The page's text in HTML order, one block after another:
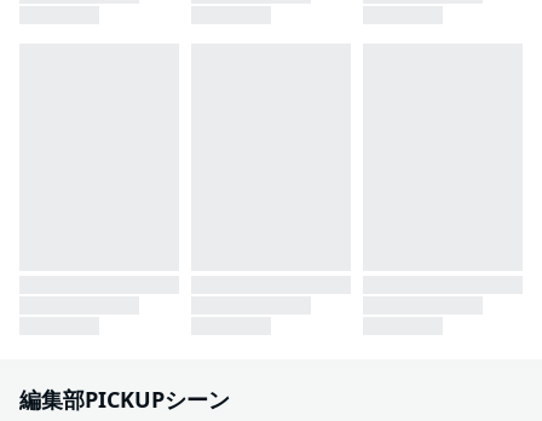
編集部PICKUPシーン